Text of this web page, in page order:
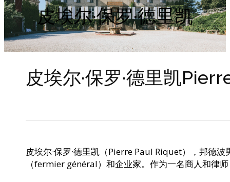
皮埃尔·保罗·德里凯
皮埃尔·保罗·德里凯
皮埃尔·保罗·德里凯（Pierre Paul Riquet），邦德
（fermier général）和企业家。作为一名商人和律